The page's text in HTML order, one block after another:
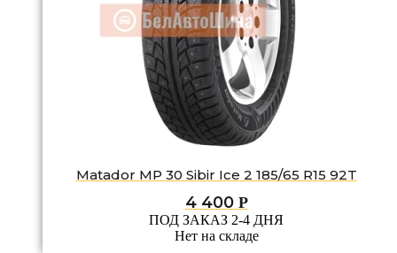
Matador MP 30 Sibir Ice 2 185/65 R15 92T
4 400 Р
ПОД ЗАКАЗ 2-4 ДНЯ
Нет на складе